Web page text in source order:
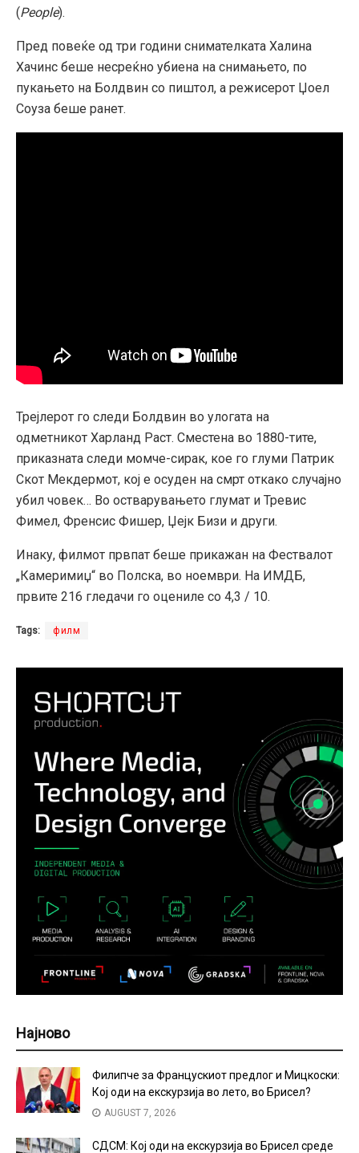
(People).
Пред повеќе од три години снимателката Халина
Хачинс беше несреќно убиена на снимањето, по
пукањето на Болдвин со пиштол, а режисерот Џоел
Соуза беше ранет.
Трејлерот го следи Болдвин во улогата на
одметникот Харланд Раст. Сместена во 1880-тите,
приказната следи момче-сирак, кое го глуми Патрик
Скот Мекдермот, кој е осуден на смрт откако случајно
убил човек… Во остварувањето глумат и Тревис
Фимел, Френсис Фишер, Џејк Бизи и други.
Инаку, филмот првпат беше прикажан на Фествалот
„Камеримиџ“ во Полска, во ноември. На ИМДБ,
првите 216 гледачи го оцениле со 4,3 / 10.
Tags: филм
Најново
Филипче за Францускиот предлог и Мицкоски:
Кој оди на екскурзија во лето, во Брисел?
AUGUST 7, 2026
СДСМ: Кој оди на екскурзија во Брисел среде